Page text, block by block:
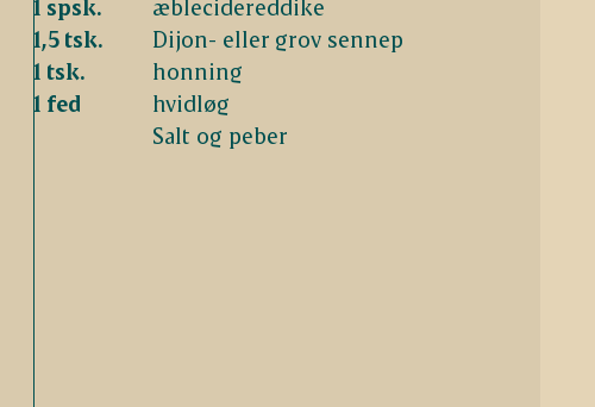
1 spsk.
æblecidereddike
1,5 tsk.
Dijon- eller grov sennep
1 tsk.
honning
1 fed
hvidløg
Salt og peber